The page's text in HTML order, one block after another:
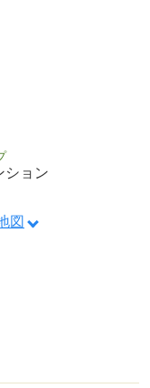
ション
図